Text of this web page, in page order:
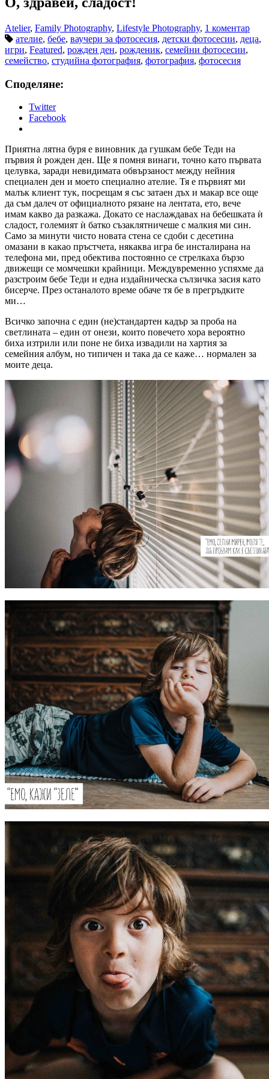
Atelier, Family Photography, Lifestyle Photography, 1 коментар
ателие, бебе, ваучери за фотосесия, детски фотосесии, деца,
игри, Featured, рожден ден, рожденик, семейни фотосесии,
семейство, студийна фотография, фотография, фотосесия
Споделяне:
Twitter
Facebook
Приятна лятна буря е виновник да гушкам бебе Теди на
първия ѝ рожден ден. Ще я помня винаги, точно като първата
целувка, заради невидимата обвързаност между нейния
специален ден и моето специално ателие. Тя е първият ми
малък клиент тук, посрещам я със затаен дъх и макар все още
да съм далеч от официалното рязане на лентата, ето, вече
имам какво да разкажа. Докато се наслаждавах на бебешката ѝ
сладост, големият ѝ батко съзаклятничеше с малкия ми син.
Само за минути чисто новата стена се сдоби с десетина
омазани в какао пръстчета, някаква игра бе инсталирана на
телефона ми, пред обектива постоянно се стрелкаха бързо
движещи се момчешки крайници. Междувременно успяхме да
разстроим бебе Теди и една издайническа сълзичка засия като
бисерче. През останалото време обаче тя бе в прегръдките
ми…
Всичко започна с един (не)стандартен кадър за проба на
светлината – един от онези, които повечето хора вероятно
биха изтрили или поне не биха извадили на хартия за
семейния албум, но типичен и така да се каже… нормален за
моите деца.